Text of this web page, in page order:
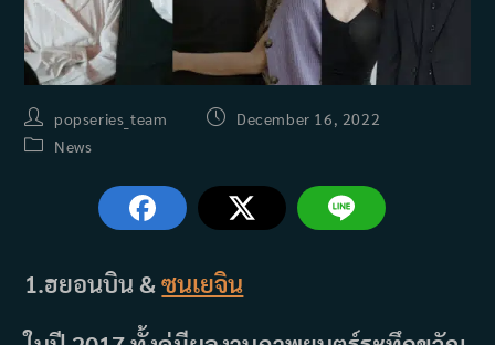
Post
author:
popseries_team
PostDecember 16, 2022
PostNews
1.ฮยอนบิน &ซนเยจิน